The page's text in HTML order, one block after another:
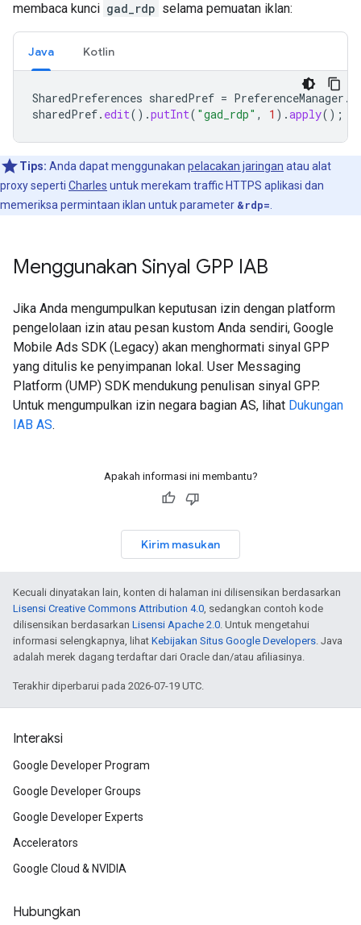
membaca kunci gad_rdp selama pemuatan iklan:
Java Kotlin
SharedPreferences sharedPref = PreferenceManager .
sharedPref. edit().putInt( "gad_rdp" , 1 ).apply();
Tips: Anda dapat menggunakan pelacakan jaringan atau alat
proxy seperti Charles untuk merekam traffic HTTPS aplikasi dan
memeriksa permintaan iklan untuk parameter &rdp=
Menggunakan Sinyal GPP IAB
Jika Anda mengumpulkan keputusan izin dengan platform
pengelolaan izin atau pesan kustom Anda sendiri, Google
Mobile Ads SDK (Legacy) akan menghormati sinyal GPP
yang ditulis ke penyimpanan lokal. User Messaging
Platform (UMP) SDK mendukung penulisan sinyal GPP.
Untuk mengumpulkan izin negara bagian AS, lihat Dukungan
IAB AS.
Apakah informasi ini membantu?
Kirim masukan
Kecuali dinyatakan lain, konten di halaman ini dilisensikan berdasarkan
Lisensi Creative Commons Attribution 4.0, sedangkan contoh kode
dilisensikan berdasarkan Lisensi Apache 2.0. Untuk mengetahui
informasi selengkapnya, lihat Kebijakan Situs Google Developers. Java
adalah merek dagang terdaftar dari Oracle dan/atau afiliasinya.
Terakhir diperbarui pada 2026-07-19 UTC.
Interaksi
Google Developer Program
Google Developer Groups
Google Developer Experts
Accelerators
Google Cloud & NVIDIA
Hubungkan